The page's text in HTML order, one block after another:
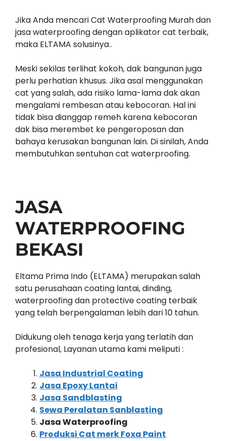
Jika Anda mencari Cat Waterproofing Murah dan
jasa waterproofing dengan aplikator cat terbaik,
maka ELTAMA solusinya..
Meski sekilas terlihat kokoh, dak bangunan juga
perlu perhatian khusus. Jika asal menggunakan
cat yang salah, ada risiko lama-lama dak akan
mengalami rembesan atau kebocoran. Hal ini
tidak bisa dianggap remeh karena kebocoran
dak bisa merembet ke pengeroposan dan
bahaya kerusakan bangunan lain. Di sinilah, Anda
membutuhkan sentuhan cat waterproofing.
JASA
WATERPROOFING
BEKASI
Eltama Prima Indo (ELTAMA) merupakan salah
satu perusahaan coating lantai, dinding,
waterproofing dan protective coating terbaik
yang telah berpengalaman lebih dari 10 tahun.
Didukung oleh tenaga kerja yang terlatih dan
profesional, Layanan utama kami meliputi :
Jasa Industrial Coating
Jasa Epoxy Lantai
Jasa Sandblasting
Sewa Peralatan Sanblasting
Jasa Waterproofing
Produksi Cat merk Foxa Paint